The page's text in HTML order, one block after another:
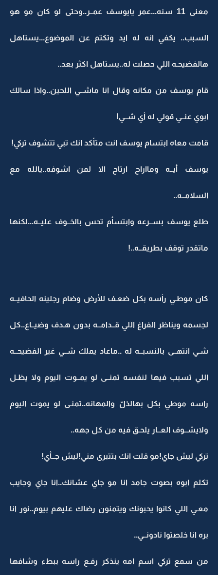
معنى 11 سنه...عمر يايوسف عمــر..وحتى لو كان مو هو
السبب.. يكفي انه له ايد وتكتم عن الموضوع...يستاهل
هالفضيحـه اللي حصلت له..يستاهل اكثر بعد..
قام يوسف من مكانه وقال انا ماشــي اللحين..واذا سالك
ابوي عنــي قولي له أي شــي!
قامت معاه ابتسام يوسف انت متأكد انك تبي تتشوف تركي!
يوسف أيــه ومااراح ارتاح الا لمن اشوفه..يالله مع
السلامــه..
طلع يوسف بســرعه وابتسأم تحس بالخــوف عليــه...لكنها
ماتقدر توقف بطريقــه..!
كان موطـي رأسه بكل ضعـف للأرض وضام رجلينه الحافيــه
لجسمه ويناظر الفراغ اللي قــدامــه بدون هـدف وضيــاع..كل
شـي انتهــى بالنسبــه له ..ماعاد يملك شــي غير الفضيحــه
اللي تسبب فيها لنفسه تمنــى لو يمــوت اليوم ولا يظـل
راسه موطي بكل بهالذلّ والمهانه..تمنـى لو يموت اليوم
ولايشــوف العــار يلحـق فيه من كل جهه..
تركي ليش جاي!مو قلت انك بتتبرى مني!ليش جــأي!
تكلم ابوه بصوت جامد انا مو جاي عشانك..انا جاي وجايب
معـي اللي كانوا يحبونك ويتمنون رضاك عليهم بيوم..نور انا
بره انا خلصتوا نادونــي..
من سمع تركي اسم امه ينذكر رفـع راسه ببطء وشافها